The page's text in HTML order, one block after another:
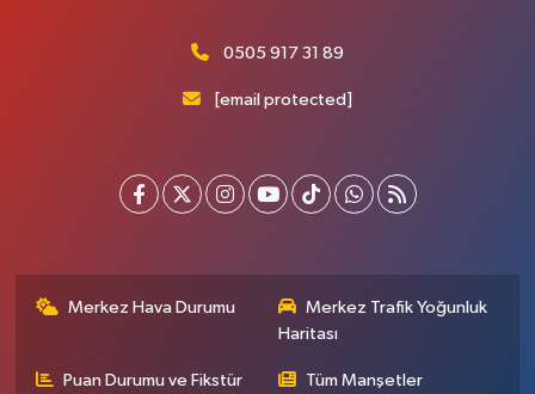
0505 917 31 89
[email protected]
Merkez Hava Durumu
Merkez Trafik Yoğunluk
Haritası
Puan Durumu ve Fikstür Tüm Manşetler